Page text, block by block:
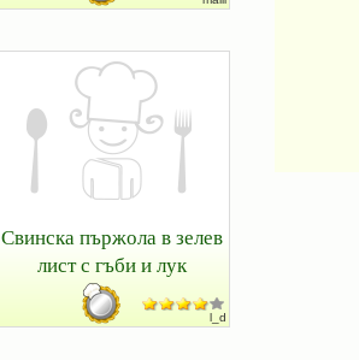
Свинска пържола в зелев
лист с гъби и лук
l_d